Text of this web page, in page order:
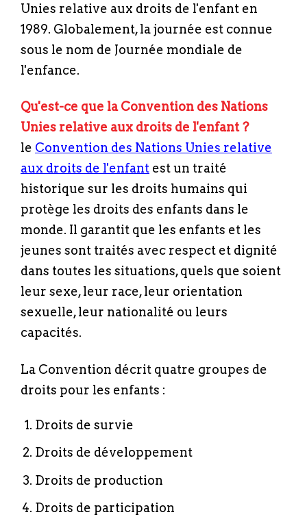
Unies relative aux droits de l'enfant en
1989. Globalement, la journée est connue
sous le nom de Journée mondiale de
l'enfance.
Qu'est-ce que la Convention des Nations
Unies relative aux droits de l'enfant ?
le Convention des Nations Unies relative
aux droits de l'enfant est un traité
historique sur les droits humains qui
protège les droits des enfants dans le
monde. Il garantit que les enfants et les
jeunes sont traités avec respect et dignité
dans toutes les situations, quels que soient
leur sexe, leur race, leur orientation
sexuelle, leur nationalité ou leurs
capacités.
La Convention décrit quatre groupes de
droits pour les enfants :
Droits de survie
Droits de développement
Droits de production
Droits de participation